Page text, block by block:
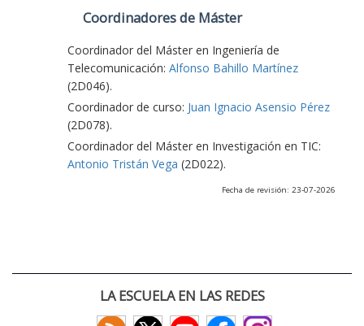
Coordinadores de Máster
Coordinador del Máster en Ingeniería de
Telecomunicación: Alfonso Bahillo Martínez
(2D046).
Coordinador de curso: Juan Ignacio Asensio Pérez
(2D078).
Coordinador del Máster en Investigación en TIC:
Antonio Tristán Vega (2D022).
Fecha de revisión: 23-07-2026
LA ESCUELA EN LAS REDES